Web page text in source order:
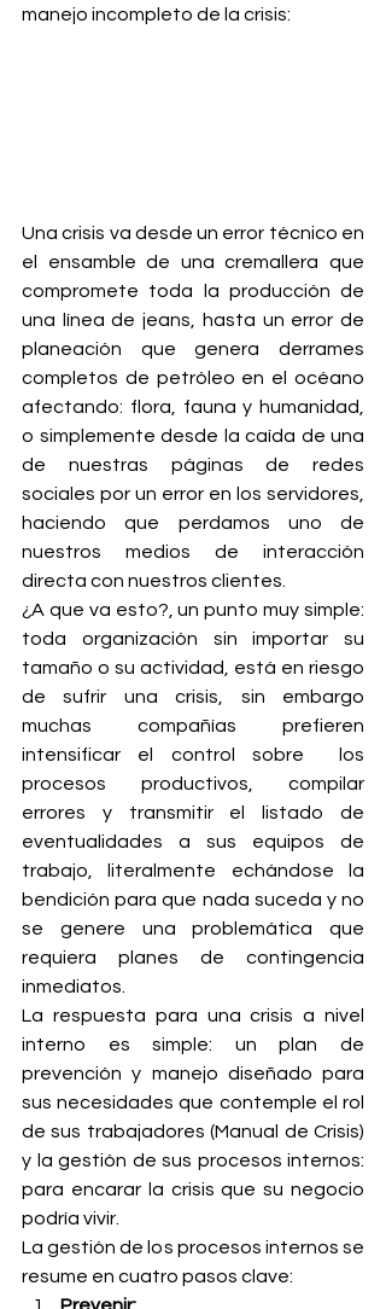
manejo incompleto de la crisis:
Una crisis va desde un error técnico en
el ensamble de una cremallera que
compromete toda la producción de
una línea de jeans, hasta un error de
planeación que genera derrames
completos de petróleo en el océano
afectando: flora, fauna y humanidad,
o simplemente desde la caída de una
de nuestras páginas de redes
sociales por un error en los servidores,
haciendo que perdamos uno de
nuestros medios de interacción
directa con nuestros clientes.
¿A que va esto?, un punto muy simple:
toda organización sin importar su
tamaño o su actividad, está en riesgo
de sufrir una crisis, sin embargo
muchas compañías prefieren
intensificar el control sobre  los
procesos productivos, compilar
errores y transmitir el listado de
eventualidades a sus equipos de
trabajo, literalmente echándose la
bendición para que nada suceda y no
se genere una problemática que
requiera planes de contingencia
inmediatos.
La respuesta para una crisis a nivel
interno es simple: un plan de
prevención y manejo diseñado para
sus necesidades que contemple el rol
de sus trabajadores (Manual de Crisis)
y la gestión de sus procesos internos:
para encarar la crisis que su negocio
podría vivir.
La gestión de los procesos internos se
resume en cuatro pasos clave: